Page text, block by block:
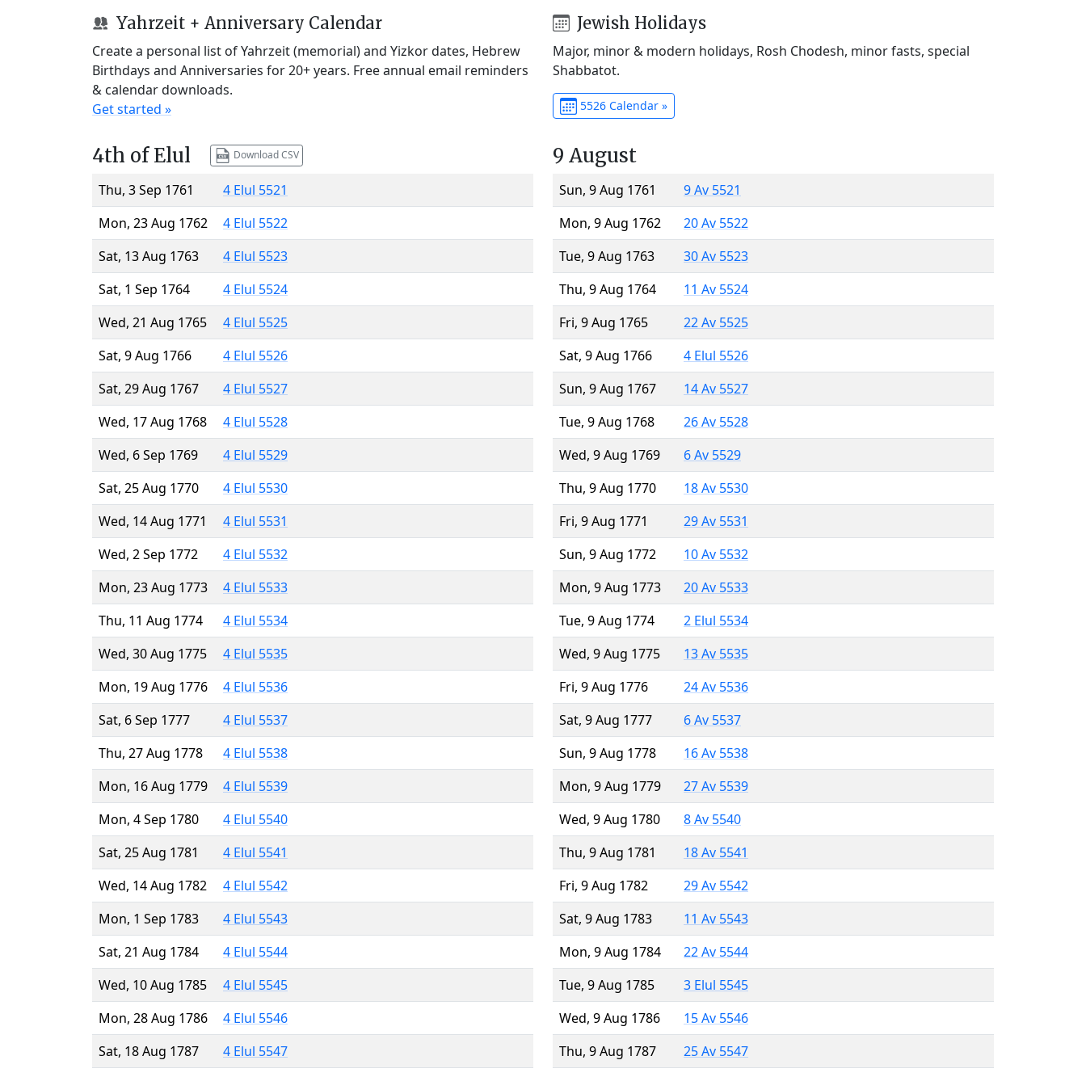
Yahrzeit + Anniversary Calendar
Create a personal list of Yahrzeit (memorial) and Yizkor dates, Hebrew
Birthdays and Anniversaries for 20+ years. Free annual email reminders
& calendar downloads.
Get started »
Jewish Holidays
Major, minor & modern holidays, Rosh Chodesh, minor fasts, special
Shabbatot.
5526 Calendar »
4th of Elul Download CSV
Thu, 3 Sep 1761
4 Elul 5521
Mon, 23 Aug 1762
4 Elul 5522
Sat, 13 Aug 1763
4 Elul 5523
Sat, 1 Sep 1764
4 Elul 5524
Wed, 21 Aug 1765
4 Elul 5525
Sat, 9 Aug 1766
4 Elul 5526
Sat, 29 Aug 1767
4 Elul 5527
Wed, 17 Aug 1768
4 Elul 5528
Wed, 6 Sep 1769
4 Elul 5529
Sat, 25 Aug 1770
4 Elul 5530
Wed, 14 Aug 1771
4 Elul 5531
Wed, 2 Sep 1772
4 Elul 5532
Mon, 23 Aug 1773
4 Elul 5533
Thu, 11 Aug 1774
4 Elul 5534
Wed, 30 Aug 1775
4 Elul 5535
Mon, 19 Aug 1776
4 Elul 5536
Sat, 6 Sep 1777
4 Elul 5537
Thu, 27 Aug 1778
4 Elul 5538
Mon, 16 Aug 1779
4 Elul 5539
Mon, 4 Sep 1780
4 Elul 5540
Sat, 25 Aug 1781
4 Elul 5541
Wed, 14 Aug 1782
4 Elul 5542
Mon, 1 Sep 1783
4 Elul 5543
Sat, 21 Aug 1784
4 Elul 5544
Wed, 10 Aug 1785
4 Elul 5545
Mon, 28 Aug 1786
4 Elul 5546
Sat, 18 Aug 1787
4 Elul 5547
9 August
Sun, 9 Aug 1761
9 Av 5521
Mon, 9 Aug 1762
20 Av 5522
Tue, 9 Aug 1763
30 Av 5523
Thu, 9 Aug 1764
11 Av 5524
Fri, 9 Aug 1765
22 Av 5525
Sat, 9 Aug 1766
4 Elul 5526
Sun, 9 Aug 1767
14 Av 5527
Tue, 9 Aug 1768
26 Av 5528
Wed, 9 Aug 1769
6 Av 5529
Thu, 9 Aug 1770
18 Av 5530
Fri, 9 Aug 1771
29 Av 5531
Sun, 9 Aug 1772
10 Av 5532
Mon, 9 Aug 1773
20 Av 5533
Tue, 9 Aug 1774
2 Elul 5534
Wed, 9 Aug 1775
13 Av 5535
Fri, 9 Aug 1776
24 Av 5536
Sat, 9 Aug 1777
6 Av 5537
Sun, 9 Aug 1778
16 Av 5538
Mon, 9 Aug 1779
27 Av 5539
Wed, 9 Aug 1780
8 Av 5540
Thu, 9 Aug 1781
18 Av 5541
Fri, 9 Aug 1782
29 Av 5542
Sat, 9 Aug 1783
11 Av 5543
Mon, 9 Aug 1784
22 Av 5544
Tue, 9 Aug 1785
3 Elul 5545
Wed, 9 Aug 1786
15 Av 5546
Thu, 9 Aug 1787
25 Av 5547